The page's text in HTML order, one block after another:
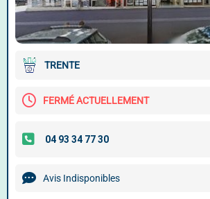
TRENTE
FERMÉ ACTUELLEMENT
Avis Indisponibles